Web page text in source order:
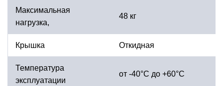
Максимальная
нагрузка,
48 кг
Крышка Откидная
Температура
эксплуатации
от -40°С до +60°С